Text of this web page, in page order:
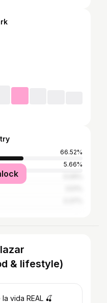
66.52%
5.66%
& lifestyle)
REAL 🍒